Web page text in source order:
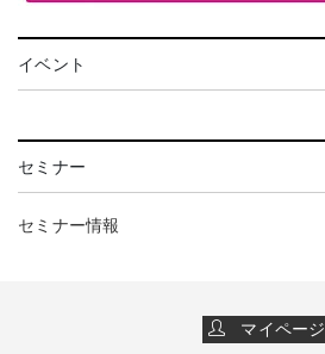
イベント
セミナー
セミナー情報
マイページ